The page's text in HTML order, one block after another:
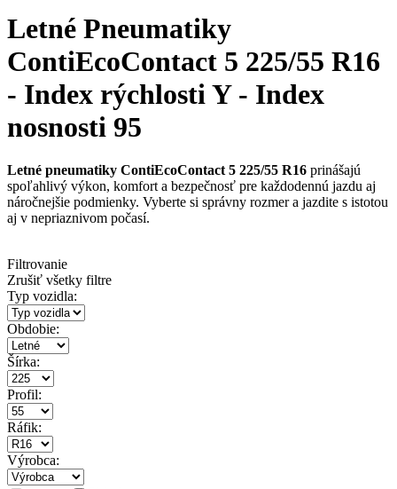
Letné Pneumatiky
ContiEcoContact 5 225/55 R16
- Index rýchlosti Y - Index
nosnosti 95
Letné pneumatiky ContiEcoContact 5 225/55 R16 prinášajú
spoľahlivý výkon, komfort a bezpečnosť pre každodennú jazdu aj
náročnejšie podmienky. Vyberte si správny rozmer a jazdite s istotou
aj v nepriaznivom počasí.
Filtrovanie
Zrušiť všetky filtre
Typ vozidla:
Obdobie:
Šírka:
Profil:
Ráfik:
Výrobca: